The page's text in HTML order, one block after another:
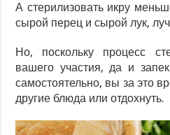
А стерилизовать икру
сырой перец и сырой лук,
Но, поскольку процесс
вашего участия, да и
самостоятельно, вы за это
другие блюда или отдохнуть.